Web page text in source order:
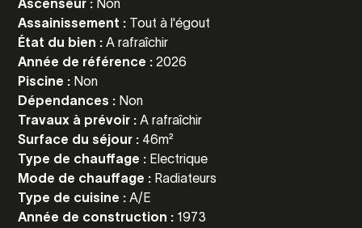
Ascenseur : Non
Assainissement : Tout à l'égout
État du bien :A rafraîchir
Année de référence :2026
Piscine : Non
Dépendances : Non
Travaux à prévoir :A rafraîchir
Surface du séjour : 46m²
Type de chauffage : Electrique
Mode de chauffage : Radiateurs
Type de cuisine :A/E
Année de construction : 1973